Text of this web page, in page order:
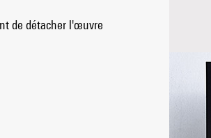
de détacher l'œuvre